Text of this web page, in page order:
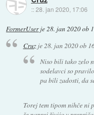
::28. jan 2020, 17:06
FormerUserje28. jan 2020 ob
Cruzje 28. jan 2020 ob
Niso bili tako zelo
sodelavci so
pa bili zadosti, da
Torej tem tipom nihče ni